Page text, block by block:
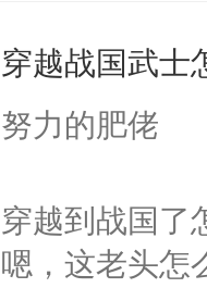
寺死局，保住
穿越战国武士
努力的肥佬
穿越到战国了
嗯，这老头怎